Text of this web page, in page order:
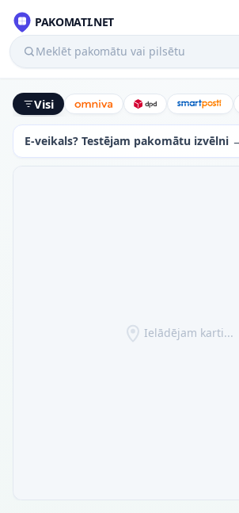
PAKOMATI.NET
Meklēt pakomātu vai pilsētu
Visi Omniva DPD
E-veikals? Testējam pakomātu izvēlni
Ielādējam karti...